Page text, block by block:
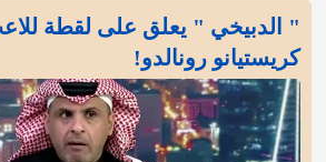
" الدبيخي " يعلق على لقطة
كريستيانو رونالدو!